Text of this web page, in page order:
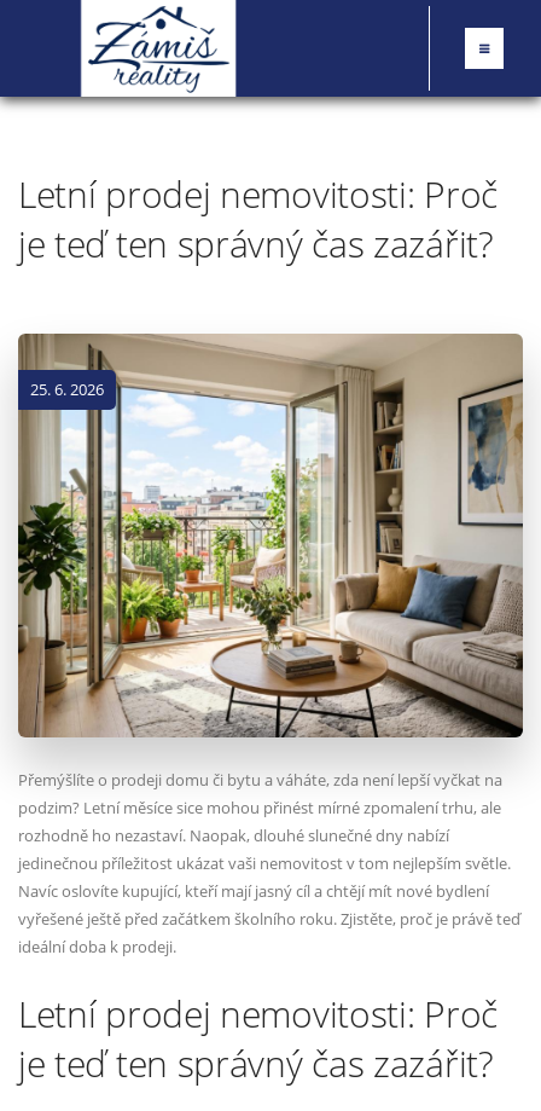
Letní prodej nemovitosti: Proč
je teď ten správný čas zazářit?
25. 6. 2026
Přemýšlíte o prodeji domu či bytu a váháte, zda není lepší vyčkat na
podzim? Letní měsíce sice mohou přinést mírné zpomalení trhu, ale
rozhodně ho nezastaví. Naopak, dlouhé slunečné dny nabízí
jedinečnou příležitost ukázat vaši nemovitost v tom nejlepším světle.
Navíc oslovíte kupující, kteří mají jasný cíl a chtějí mít nové bydlení
vyřešené ještě před začátkem školního roku. Zjistěte, proč je právě teď
ideální doba k prodeji.
Letní prodej nemovitosti: Proč
je teď ten správný čas zazářit?